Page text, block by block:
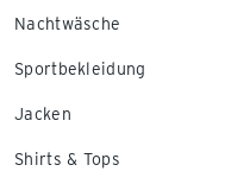
Nachtwäsche
Sportbekleidung
Jacken
Shirts & Tops